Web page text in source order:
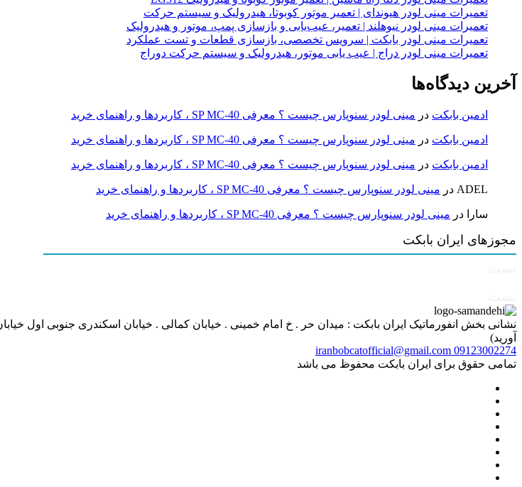
تعمیرات مینی لودر هیوندای | تعمیر موتور کوبوتا، هیدرولیک و سیستم حرکت
تعمیرات مینی لودر نیوهلند | تعمیر، عیب‌یابی و بازسازی پمپ، موتور و هیدرولیک
تعمیرات مینی لودر بابکت | سرویس تخصصی، بازسازی قطعات و تست عملکرد
تعمیرات مینی لودر دراج | عیب یابی موتور، هیدرولیک و سیستم حرکت دوراج
آخرین دیدگاه‌ها
ادمین بابکت در مینی لودر سنوپارس چیست ؟ معرفی SP MC-40 ، کاربردها و راهنمای خرید
ادمین بابکت در مینی لودر سنوپارس چیست ؟ معرفی SP MC-40 ، کاربردها و راهنمای خرید
ادمین بابکت در مینی لودر سنوپارس چیست ؟ معرفی SP MC-40 ، کاربردها و راهنمای خرید
ADEL در مینی لودر سنوپارس چیست ؟ معرفی SP MC-40 ، کاربردها و راهنمای خرید
سارا در مینی لودر سنوپارس چیست ؟ معرفی SP MC-40 ، کاربردها و راهنمای خرید
مجوزهای ایران بابکت
آورید)
09123002274
iranbobcatofficial@gmail.com
تمامی حقوق برای ایران بابکت محفوظ می باشد